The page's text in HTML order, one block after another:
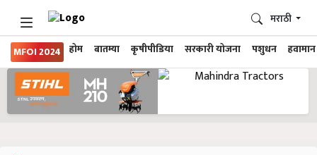
MFOI 2024 होम बातम्या कृषीपीडिया सरकारी योजना पशुधन हवामान
मराठी